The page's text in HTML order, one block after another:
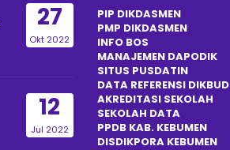
27
Okt 2022
12
Jul 2022
PIP DIKDASMEN
PMP DIKDASMEN
INFO BOS
MANAJEMEN DAPODIK
SITUS PUSDATIN
DATA REFERENSI DIKBUD
AKREDITASI SEKOLAH
SEKOLAH DATA
PPDB KAB. KEBUMEN
DISDIKPORAKEBUMEN